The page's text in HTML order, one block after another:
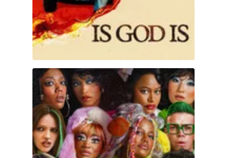
I Love Boosters